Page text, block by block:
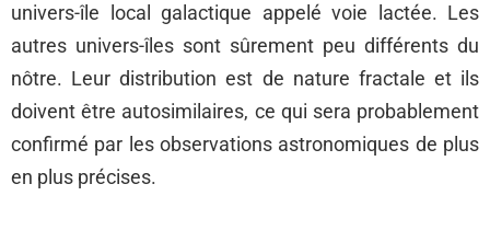
univers-île local galactique appelé voie lactée. Les
autres univers-îles sont sûrement peu différents du
nôtre. Leur distribution est de nature fractale et ils
doivent être autosimilaires, ce qui sera probablement
confirmé par les observations astronomiques de plus
en plus précises.